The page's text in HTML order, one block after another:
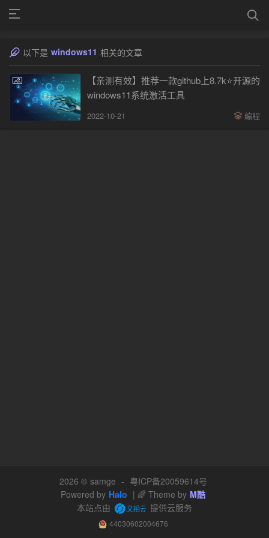
以下是 windows11 相关的文章
【亲测有效】推荐一款github上8.7k⭐️开源的
windows11系统激活工具
2022-10-21 编程
2026 © samge - 粤ICP备20059614号
Powered by Halo | 🌈 Theme by M酷
本站点由
提供云服务
44030602004676